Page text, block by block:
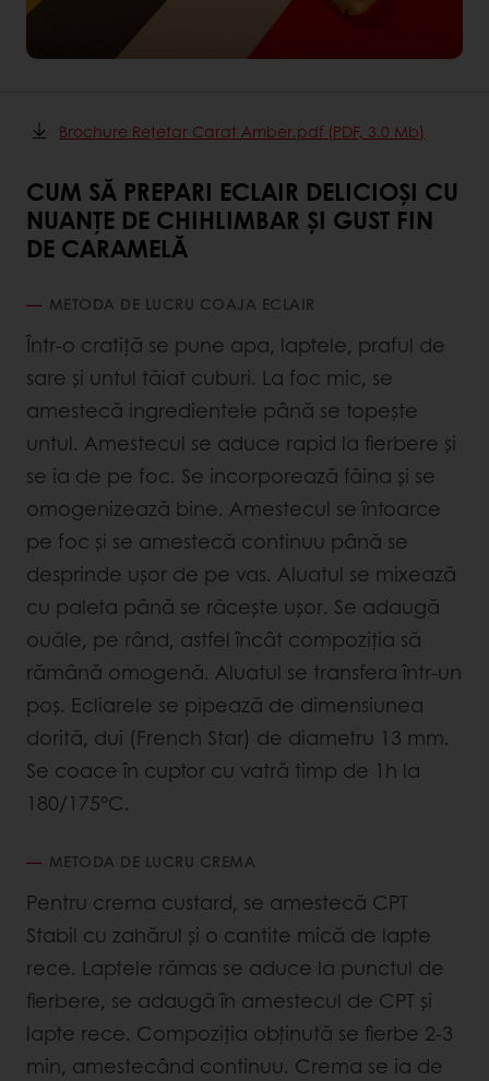
Brochure Rețetar Carat Amber.pdf (PDF, 3.0 Mb)
CUM SĂ PREPARI ECLAIR DELICIOȘI CU
NUANȚE DE CHIHLIMBAR ȘI GUST FIN
DE CARAMELĂ
METODA DE LUCRU COAJA ECLAIR
Într-o cratiță se pune apa, laptele, praful de
sare și untul tăiat cuburi. La foc mic, se
amestecă ingredientele până se topește
untul. Amestecul se aduce rapid la fierbere și
se ia de pe foc. Se incorporează făina și se
omogenizează bine. Amestecul se întoarce
pe foc și se amestecă continuu până se
desprinde ușor de pe vas. Aluatul se mixează
cu paleta până se răcește ușor. Se adaugă
ouăle, pe rând, astfel încât compoziția să
rămână omogenă. Aluatul se transfera într-un
poș. Ecliarele se pipează de dimensiunea
dorită, dui (French Star) de diametru 13 mm.
Se coace în cuptor cu vatră timp de 1h la
180/175°C.
METODA DE LUCRU CREMA
Pentru crema custard, se amestecă CPT
Stabil cu zahărul și o cantite mică de lapte
rece. Laptele rămas se aduce la punctul de
fierbere, se adaugă în amestecul de CPT și
lapte rece. Compoziția obținută se fierbe 2-3
min, amestecând continuu. Crema se ia de